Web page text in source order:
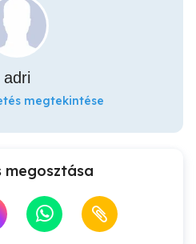
adri
megtekintése
megosztása